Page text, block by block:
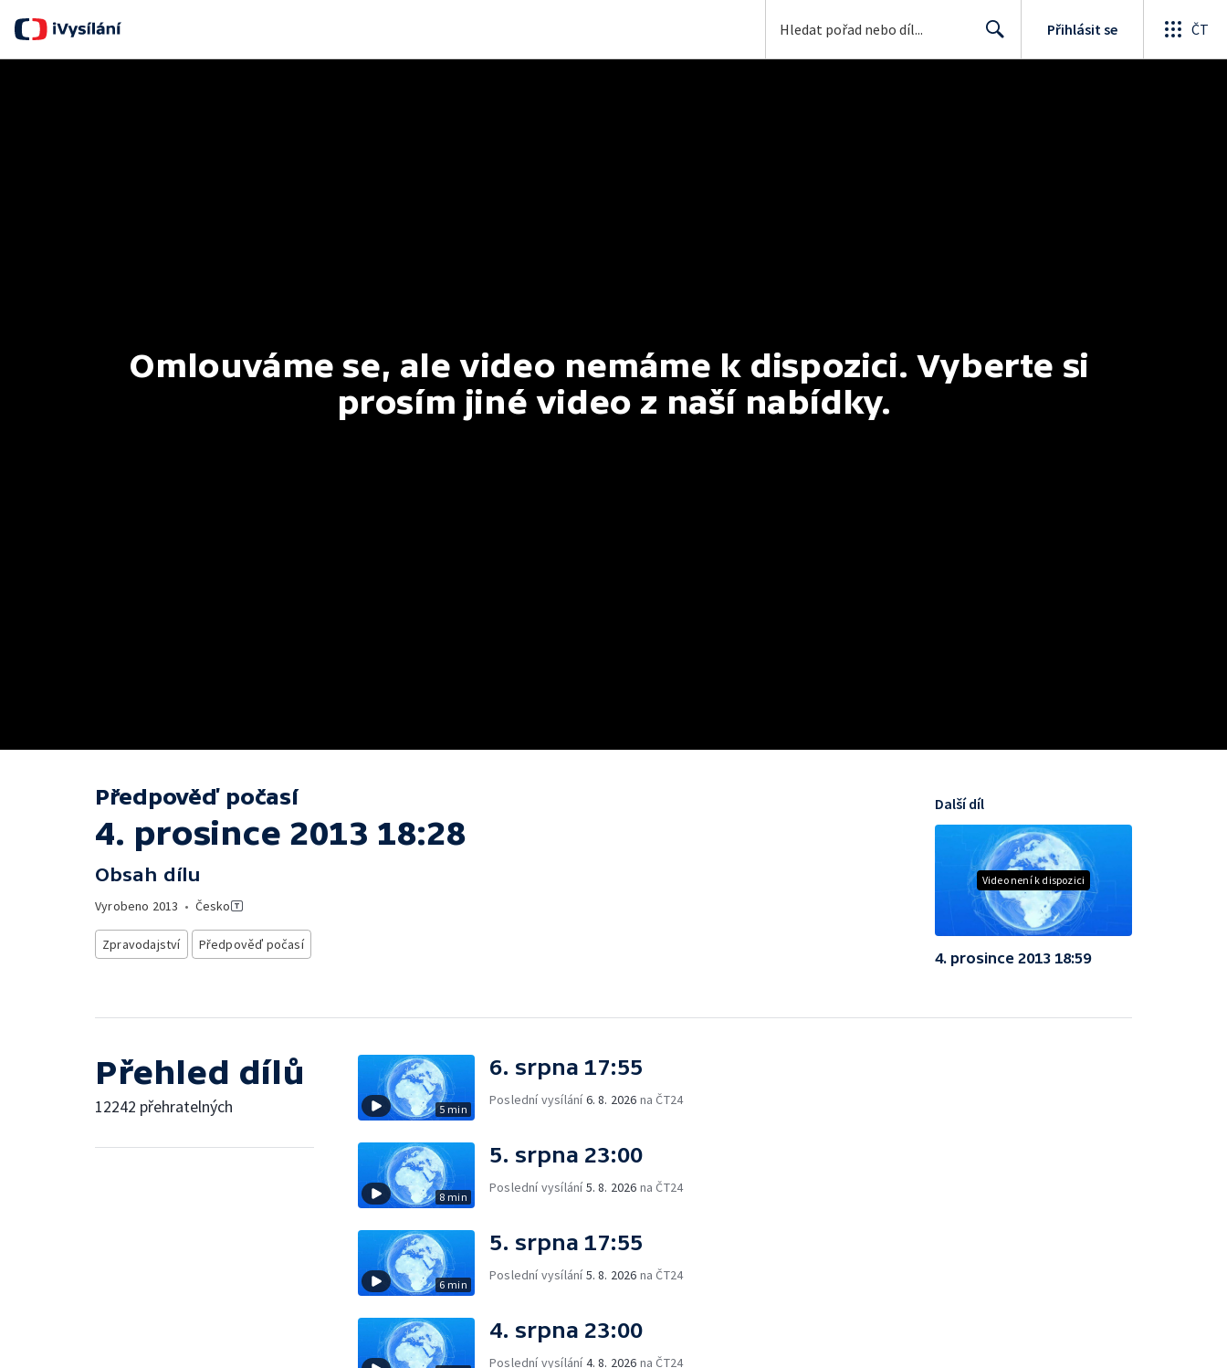
Přihlásit se ČT
Omlouváme se, ale video nemáme k dispozici. Vyberte si
prosím jiné video z naší nabídky.
Předpověď počasí
4. prosince 2013 18:28
Obsah dílu
Vyrobeno 2013 • Česko
Zpravodajství Předpověď počasí
Video není k dispozici
Další díl
4. prosince 2013 18:59
Přehled dílů
12242 přehratelných 5 min
6. srpna 17:55
Poslední vysílání6. 8. 2026 na ČT24
8 min
5. srpna 23:00
Poslední vysílání5. 8. 2026 na ČT24
6 min
5. srpna 17:55
Poslední vysílání5. 8. 2026 na ČT24
4. srpna 23:00
Poslední vysílání4. 8. 2026 na ČT24